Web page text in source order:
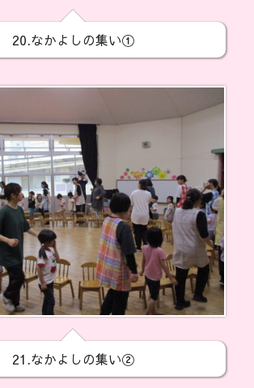
20.なかよしの集い①
21.なかよしの集い②